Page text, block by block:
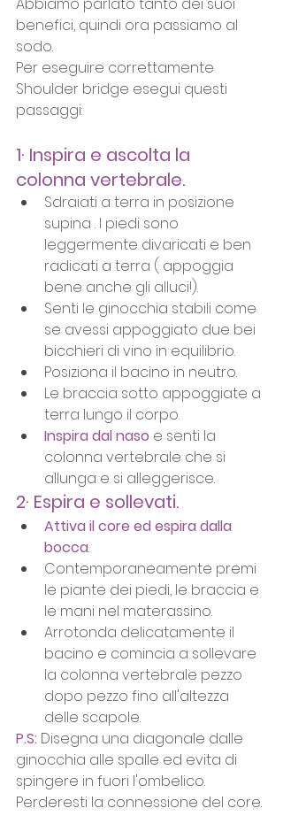
benefici, quindi ora passiamo al
sodo.
Per eseguire correttamente
Shoulder bridge esegui questi
passaggi:
1· Inspira e ascolta la
colonna vertebrale.
Sdraiati a terra in posizione
supina . I piedi sono
leggermente divaricati e ben
radicati a terra ( appoggia
bene anche gli alluci!).
Senti le ginocchia stabili come
se avessi appoggiato due bei
bicchieri di vino in equilibrio.
Posiziona il bacino in neutro.
Le braccia sotto appoggiate a
terra lungo il corpo.
Inspira dal naso e senti la
colonna vertebrale che si
allunga e si alleggerisce.
2· Espira e sollevati.
Attiva il core ed espira dalla
bocca.
Contemporaneamente premi
le piante dei piedi, le braccia e
le mani nel materassino.
Arrotonda delicatamente il
bacino e comincia a sollevare
la colonna vertebrale pezzo
dopo pezzo fino all'altezza
delle scapole.
P.S: Disegna una diagonale dalle
ginocchia alle spalle ed evita di
spingere in fuori l'ombelico.
Perderesti la connessione del core.